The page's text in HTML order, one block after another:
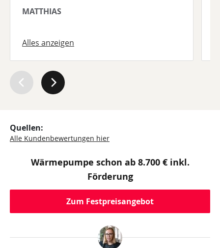
Herausforderungen. ABER UNSER Berater
Selten so einen tollen Dienstleister
von 24std geklärt. Er ist wirklich Gold wert!
Ich freue mich darauf das Projekt mit Ihm
einfach nur der Wahnsinn.
MATTHIAS
Alles anzeigen
Quellen:
Alle Kundenbewertungen hier
Wärmepumpe schon ab 8.700 € inkl.
Förderung
Zum Festpreisangebot